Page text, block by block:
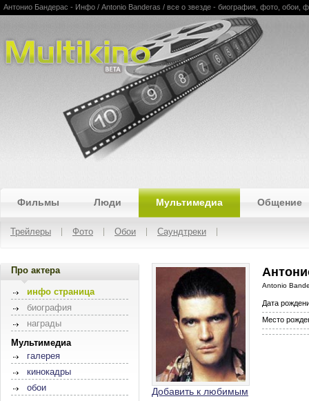
Multikino
Антонио Бандерас - Инфо / Antonio Banderas / все о звезде - биография, фото, обои,
Фильмы Люди Мультимедиа Общение
Трейлеры Фото Обои Саундтреки
Про актера
инфо страница
биография
награды
Мультимедиа
галерея
кинокадры
обои
Добавить к любимым
Antonio
Дата
Место